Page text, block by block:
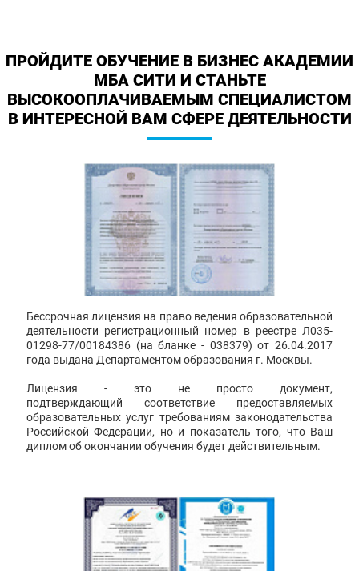
ПРОЙДИТЕ ОБУЧЕНИЕ В БИЗНЕС АКАДЕМИИ
МБА СИТИ И СТАНЬТЕ
ВЫСОКООПЛАЧИВАЕМЫМ СПЕЦИАЛИСТОМ
В ИНТЕРЕСНОЙ ВАМ СФЕРЕ ДЕЯТЕЛЬНОСТИ
Бессрочная лицензия на право ведения образовательной
деятельности регистрационный номер в реестре Л035-
01298-77/00184386 (на бланке - 038379) от 26.04.2017
года выдана Департаментом образования г. Москвы.
Лицензия - это не просто документ,
подтверждающий соответствие предоставляемых
образовательных услуг требованиям законодательства
Российской Федерации, но и показатель того, что Ваш
диплом об окончании обучения будет действительным.